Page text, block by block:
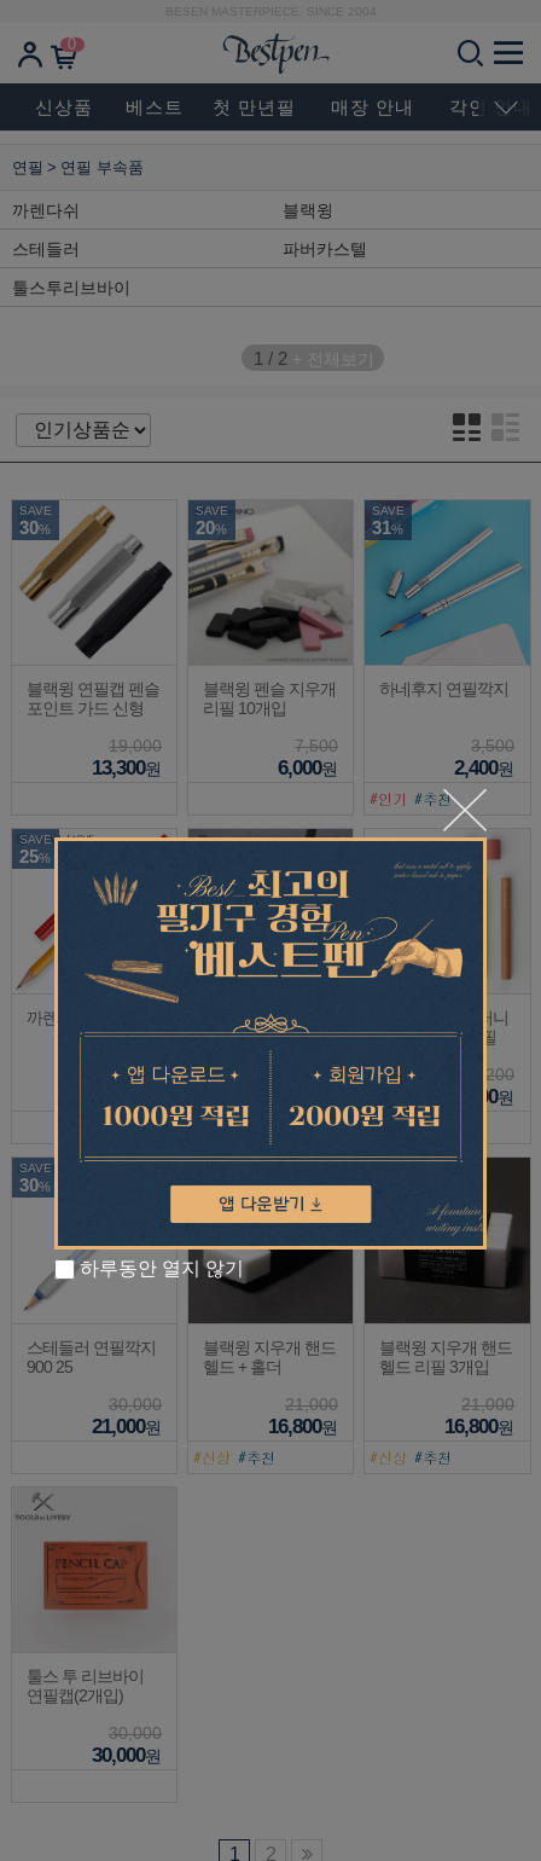
BESEN MASTERPIECE, SINCE 2004
0
신상품 베스트 첫 만년필 매장 안내 각인 안내
연필 연필 부속품
까렌다쉬
블랙윙
스테들러
파버카스텔
툴스투리브바이
1 / 2 + 전체보기
SAVE
30%
블랙윙 연필캡 펜슬
포인트 가드 신형
19,000
13,300원
SAVE
20%
블랙윙 펜슬 지우개
리필 10개입
7,500
6,000원
SAVE
31%
하네후지 연필깍지
3,500
2,400원
SAVE
25%
까렌다쉬 연필깍지
7,000
블랙윙 연필깍지 익
스텐더
27,000
27,000
트래블러스 컴퍼니
연필 지우개 리필
7,200
7,200원
SAVE
30%
스테들러 연필깍지
900 25
30,000
21,000원
20%
블랙윙 지우개 핸드
헬드 + 홀더
21,000
16,800원
블랙윙 지우개 핸드
헬드 리필 3개입
21,000
16,800원
툴스 투 리브바이
연필캡(2개입)
30,000
30,000원
1 2
하루동안 열지 않기